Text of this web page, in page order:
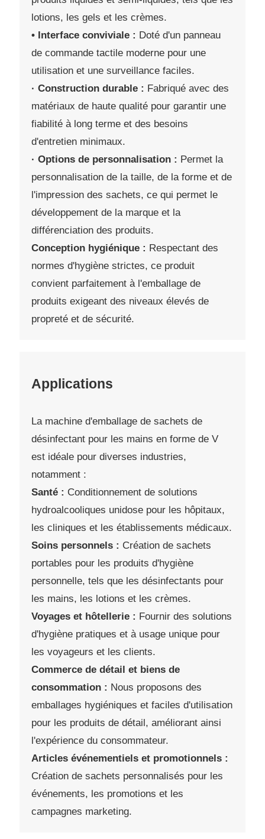
lotions, les gels et les crèmes.
• Interface conviviale : Doté d'un panneau
de commande tactile moderne pour une
utilisation et une surveillance faciles.
· Construction durable : Fabriqué avec des
matériaux de haute qualité pour garantir une
fiabilité à long terme et des besoins
d'entretien minimaux.
· Options de personnalisation : Permet la
personnalisation de la taille, de la forme et de
l'impression des sachets, ce qui permet le
développement de la marque et la
différenciation des produits.
Conception hygiénique : Respectant des
normes d'hygiène strictes, ce produit
convient parfaitement à l'emballage de
produits exigeant des niveaux élevés de
propreté et de sécurité.
Applications
La machine d'emballage de sachets de
désinfectant pour les mains en forme de V
est idéale pour diverses industries,
notamment :
Santé : Conditionnement de solutions
hydroalcooliques unidose pour les hôpitaux,
les cliniques et les établissements médicaux.
Soins personnels : Création de sachets
portables pour les produits d'hygiène
personnelle, tels que les désinfectants pour
les mains, les lotions et les crèmes.
Voyages et hôtellerie : Fournir des solutions
d'hygiène pratiques et à usage unique pour
les voyageurs et les clients.
Commerce de détail et biens de
consommation : Nous proposons des
emballages hygiéniques et faciles d'utilisation
pour les produits de détail, améliorant ainsi
l'expérience du consommateur.
Articles événementiels et promotionnels :
Création de sachets personnalisés pour les
événements, les promotions et les
campagnes marketing.